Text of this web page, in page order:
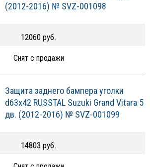
(2012-2016) № SVZ-001098
12060 руб.
Снят с продажи
Защита заднего бампера уголки
d63х42 RUSSTAL Suzuki Grand Vitara 5
дв. (2012-2016) № SVZ-001099
14803 руб.